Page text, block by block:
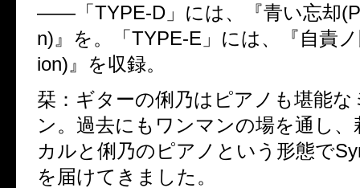
――「TYPE-D」には、『青い忘却
n)』を。「TYPE-E」には、『自責
ion)』を収録。
栞：ギターの俐乃はピアノも堪能
ン。過去にもワンマンの場を通し
カルと俐乃のピアノという形態で
を届けてきました。